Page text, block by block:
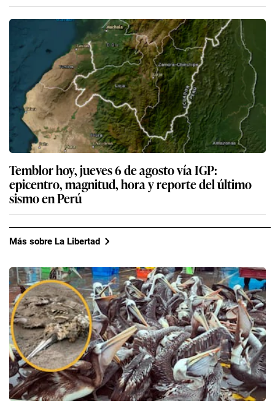
Temblor hoy, jueves 6 de agosto vía IGP:
epicentro, magnitud, hora y reporte del último
sismo en Perú
Más sobre La Libertad